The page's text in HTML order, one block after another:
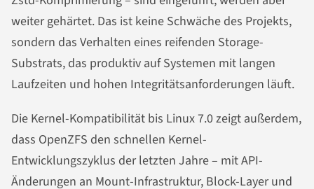
weiter gehärtet. Das ist keine Schwäche des Projekts,
sondern das Verhalten eines reifenden Storage-
Substrats, das produktiv auf Systemen mit langen
Laufzeiten und hohen Integritätsanforderungen läuft.
Die Kernel-Kompatibilität bis Linux 7.0 zeigt außerdem,
dass OpenZFS den schnellen Kernel-
Entwicklungszyklus der letzten Jahre – mit API-
Änderungen an Mount-Infrastruktur, Block-Layer und